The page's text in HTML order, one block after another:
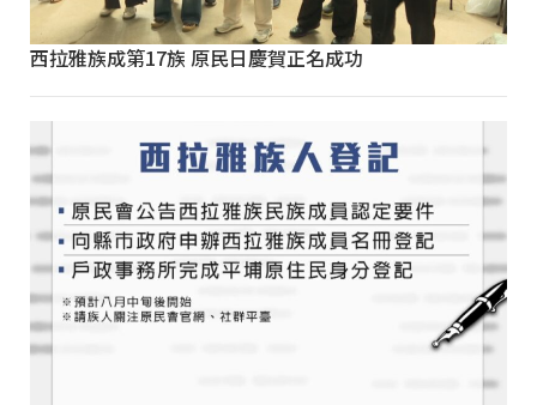
西拉雅族成第17族 原民日慶賀正名成功